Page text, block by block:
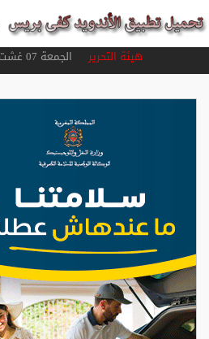
هيئة التحريرالجمعة 07 غشت 2026 العدد : 5491